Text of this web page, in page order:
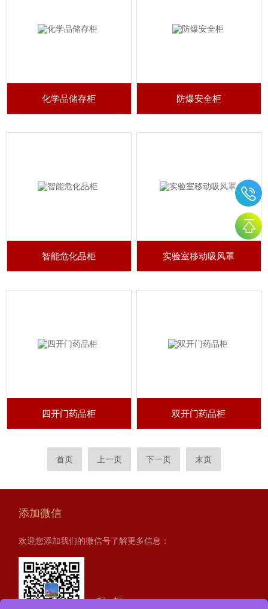
化学品储存柜 防爆安全柜
智能危化品柜 实验室移动吸风罩
四开门药品柜 双开门药品柜
首页 上一页 下一页 末页
添加微信
欢迎您添加我们的微信号了解更多信息：
扫一扫